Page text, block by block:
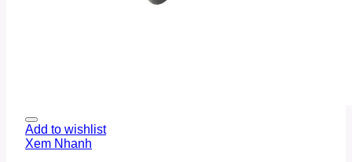
Add to wishlist
Xem Nhanh